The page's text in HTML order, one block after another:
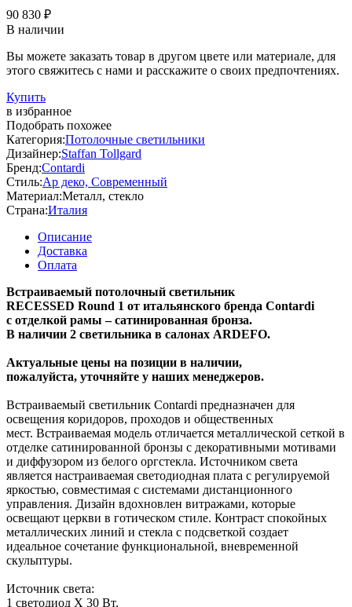
90 830 ₽
В наличии
Вы можете заказать товар в другом цвете или материале, для
этого свяжитесь с нами и расскажите о своих предпочтениях.
Купить
в избранное
Подобрать похожее
Категория:Потолочные светильники
Дизайнер:Staffan Tollgard
Бренд:Contardi
Стиль:Ар деко, Современный
Материал:Металл, стекло
Страна:Италия
Описание
Доставка
Оплата
Встраиваемый потолочный светильник
RECESSED Round 1 от итальянского бренда Contardi
с отделкой рамы – сатинированная бронза.
В наличии 2 светильника в салонах ARDEFO.
Актуальные цены на позиции в наличии,
пожалуйста, уточняйте у наших менеджеров.
Встраиваемый светильник Contardi предназначен для
освещения коридоров, проходов и общественных
мест. Встраиваемая модель отличается металлической сеткой в
​​отделке сатинированной бронзы с декоративными мотивами
и диффузором из белого оргстекла. Источником света
является настраиваемая светодиодная плата с регулируемой
яркостью, совместимая с системами дистанционного
управления. Дизайн вдохновлен витражами, которые
освещают церкви в готическом стиле. Контраст спокойных
металлических линий и стекла с подсветкой создает
идеальное сочетание функциональной, вневременной
скульптуры.
Источник света:
1 светодиод X 30 Вт.